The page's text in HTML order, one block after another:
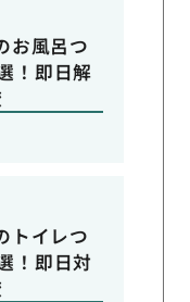
お風呂つ
！即日解
トイレつ
！即日対